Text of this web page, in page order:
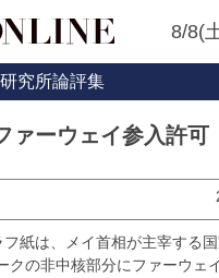
8/8(
究所論評集
ァーウェイ参入許可
紙は、メイ首相が主宰する
クの非中核部分にファーウェ